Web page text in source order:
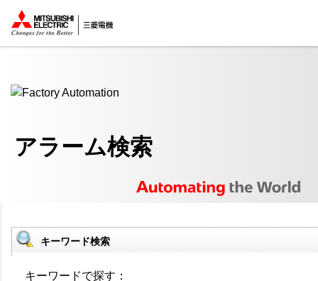
ここから本文
アラーム検索
キーワード検索
キーワードで探す：